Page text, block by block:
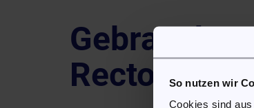
So nutzen wir
Cookies sind